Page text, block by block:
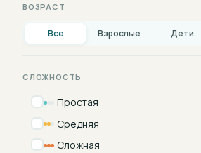
ВОЗРАСТ
Все Взрослые Дети
СЛОЖНОСТЬ
Простая
Средняя
Сложная